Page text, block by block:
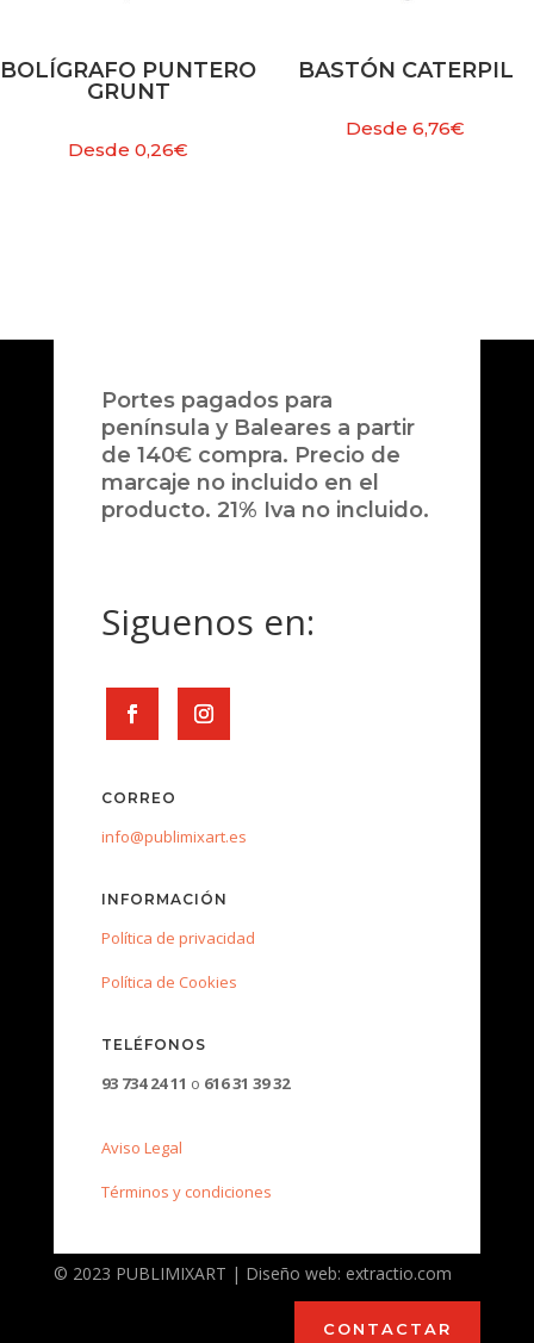
BOLÍGRAFO PUNTERO
GRUNT
Desde0,26€
BASTÓN CATERPIL
Desde6,76€
Portes pagados para
península y Baleares a partir
de 140€ compra. Precio de
marcaje no incluido en el
producto. 21% Iva no incluido.
Siguenos en:
CORREO
info@publimixart.es
INFORMACIÓN
Política de privacidad
Política de Cookies
TELÉFONOS
93 734 24 11 o 616 31 39 32
Aviso Legal
Términos y condiciones
© 2023 PUBLIMIXART | Diseño web: extractio.com
CONTACTAR